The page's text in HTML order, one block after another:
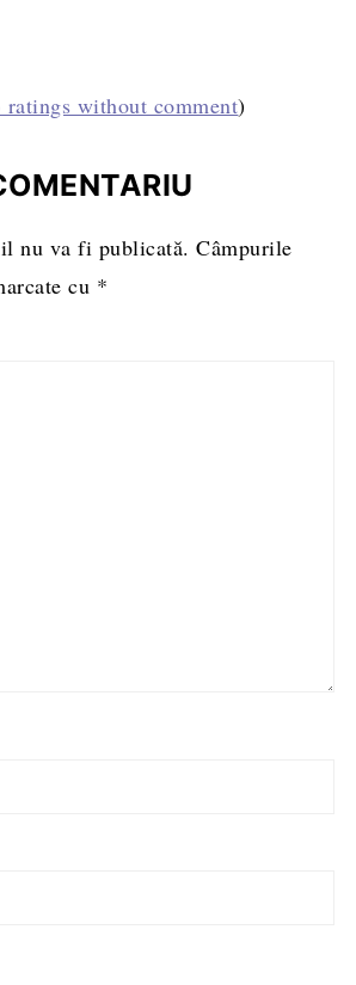
ratings without comment)
nu va fi publicată. Câmpurile
cu *